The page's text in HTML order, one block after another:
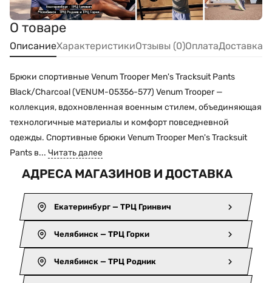
О товаре
ОписаниеХарактеристикиОтзывы (0)ОплатаДоставка
Брюки спортивные Venum Trooper Men's Tracksuit Pants
Black/Charcoal (VENUM-05356-577) Venum Trooper —
коллекция, вдохновленная военным стилем, объединяющая
технологичные материалы и комфорт повседневной
одежды. Спортивные брюки Venum Trooper Men's Tracksuit
Pants в... Читать далее
АДРЕСА МАГАЗИНОВ И ДОСТАВКА
Екатеринбург — ТРЦ Гринвич
Челябинск — ТРЦ Горки
Челябинск — ТРЦ Родник